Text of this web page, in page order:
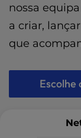
nossa
a criar,
que
Escolhe